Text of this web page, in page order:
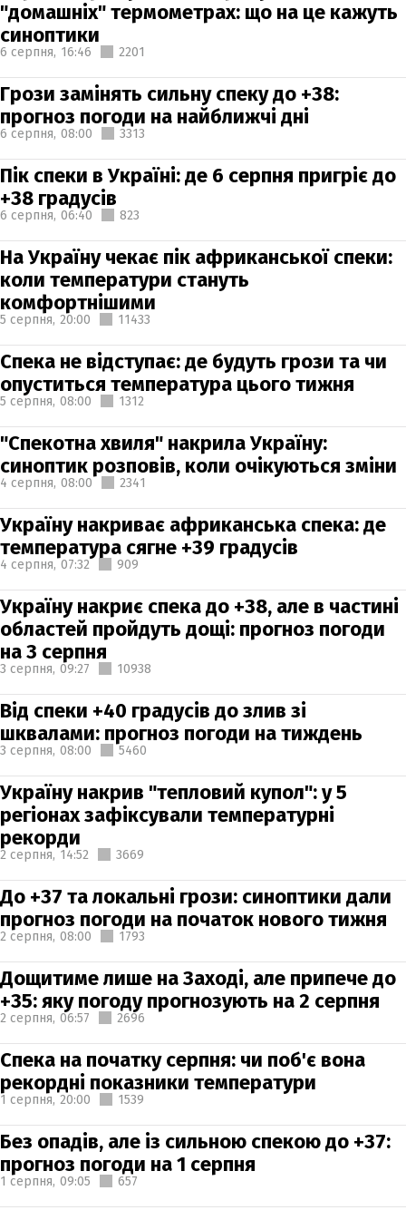
"домашніх" термометрах: що на це кажуть
синоптики
6 серпня, 16:46 2201
Грози замінять сильну спеку до +38:
прогноз погоди на найближчі дні
6 серпня, 08:00 3313
Пік спеки в Україні: де 6 серпня пригріє до
+38 градусів
6 серпня, 06:40 823
На Україну чекає пік африканської спеки:
коли температури стануть
комфортнішими
5 серпня, 20:00 11433
Спека не відступає: де будуть грози та чи
опуститься температура цього тижня
5 серпня, 08:00 1312
"Спекотна хвиля" накрила Україну:
синоптик розповів, коли очікуються зміни
4 серпня, 08:00 2341
Україну накриває африканська спека: де
температура сягне +39 градусів
4 серпня, 07:32 909
Україну накриє спека до +38, але в частині
областей пройдуть дощі: прогноз погоди
на 3 серпня
3 серпня, 09:27 10938
Від спеки +40 градусів до злив зі
шквалами: прогноз погоди на тиждень
3 серпня, 08:00 5460
Україну накрив "тепловий купол": у 5
регіонах зафіксували температурні
рекорди
2 серпня, 14:52 3669
До +37 та локальні грози: синоптики дали
прогноз погоди на початок нового тижня
2 серпня, 08:00 1793
Дощитиме лише на Заході, але припече до
+35: яку погоду прогнозують на 2 серпня
2 серпня, 06:57 2696
Спека на початку серпня: чи поб'є вона
рекордні показники температури
1 серпня, 20:00 1539
Без опадів, але із сильною спекою до +37:
прогноз погоди на 1 серпня
1 серпня, 09:05 657